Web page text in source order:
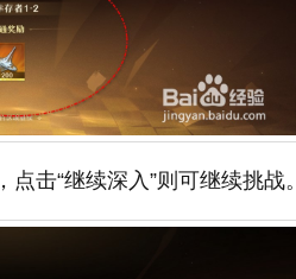
击“继续深入”则可继续挑战。